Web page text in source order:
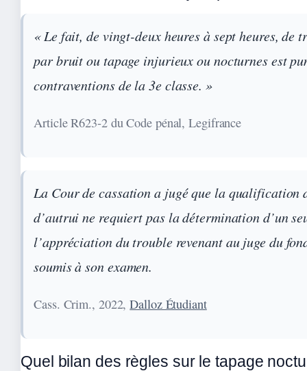
« Le fait, de vingt-deux heures à sept heures,
par bruit ou tapage injurieux ou nocturnes est
contraventions de la 3e classe. »
Article R623-2 du Code pénal, Legifrance
La Cour de cassation a jugé que la
d’autrui ne requiert pas la détermination d’un
l’appréciation du trouble revenant au juge du
soumis à son examen.
Cass. Crim., 2022,Dalloz Étudiant
Quel bilan des règles sur le tapage